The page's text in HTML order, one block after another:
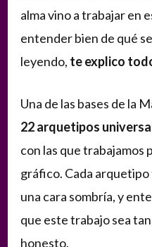
alma vino a trabajar en
entender bien de qué
leyendo, te explico
Una de las bases de la
22 arquetipos
con las que trabajamos
gráfico. Cada
una cara sombría, y
que este trabajo sea
honesto.